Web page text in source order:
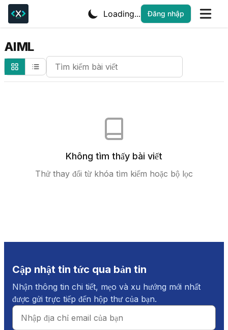
Loading... Đăng nhập
AIML
Search Cheatsheets
Không tìm thấy bài viết
Thử thay đổi từ khóa tìm kiếm hoặc bộ lọc
Cập nhật tin tức qua bản tin
Nhận thông tin chi tiết, mẹo và xu hướng mới nhất
được gửi trực tiếp đến hộp thư của bạn.